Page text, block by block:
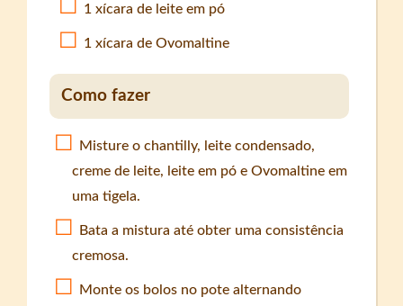
1 xícara de leite em pó
1 xícara de Ovomaltine
Como fazer
Misture o chantilly, leite condensado,
creme de leite, leite em pó e Ovomaltine em
uma tigela.
Bata a mistura até obter uma consistência
cremosa.
Monte os bolos no pote alternando